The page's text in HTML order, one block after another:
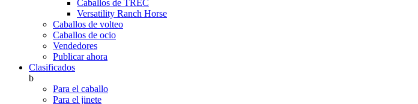
Caballos de TREC
Versatility Ranch Horse
Caballos de volteo
Caballos de ocio
Vendedores
Publicar ahora
Clasificados
b
Para el caballo
Para el jinete